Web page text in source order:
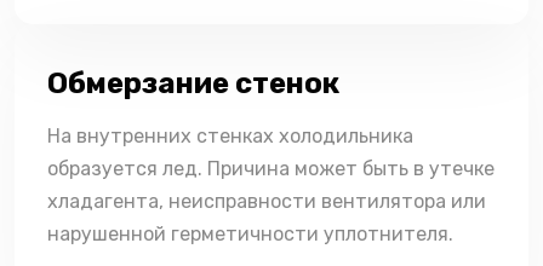
Обмерзание стенок
На внутренних стенках холодильника
образуется лед. Причина может быть в утечке
хладагента, неисправности вентилятора или
нарушенной герметичности уплотнителя.